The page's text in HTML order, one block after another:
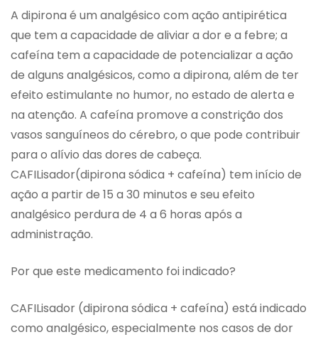
A dipirona é um analgésico com ação antipirética
que tem a capacidade de aliviar a dor e a febre; a
cafeína tem a capacidade de potencializar a ação
de alguns analgésicos, como a dipirona, além de ter
efeito estimulante no humor, no estado de alerta e
na atenção. A cafeína promove a constrição dos
vasos sanguíneos do cérebro, o que pode contribuir
para o alívio das dores de cabeça.
CAFILisador(dipirona sódica + cafeína) tem início de
ação a partir de 15 a 30 minutos e seu efeito
analgésico perdura de 4 a 6 horas após a
administração.
Por que este medicamento foi indicado?
CAFILisador (dipirona sódica + cafeína) está indicado
como analgésico, especialmente nos casos de dor